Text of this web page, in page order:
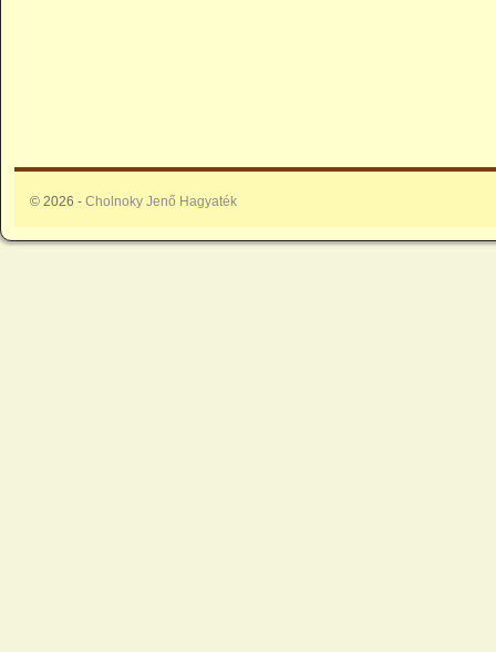
© 2026 - Cholnoky Jenő Hagyaték